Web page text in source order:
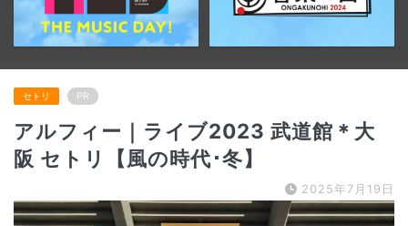
セトリ PR
アルフィー｜ライブ2023 武道館＊大
阪 セトリ【風の時代･冬】
2025年7月19日